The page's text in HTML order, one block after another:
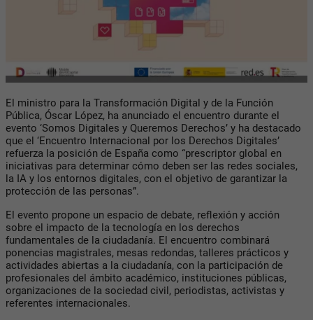
El ministro para la Transformación Digital y de la Función
Pública, Óscar López, ha anunciado el encuentro durante el
evento ‘Somos Digitales y Queremos Derechos’ y ha destacado
que el ‘Encuentro Internacional por los Derechos Digitales’
refuerza la posición de España como “prescriptor global en
iniciativas para determinar cómo deben ser las redes sociales,
la IA y los entornos digitales, con el objetivo de garantizar la
protección de las personas”.
El evento propone un espacio de debate, reflexión y acción
sobre el impacto de la tecnología en los derechos
fundamentales de la ciudadanía. El encuentro combinará
ponencias magistrales, mesas redondas, talleres prácticos y
actividades abiertas a la ciudadanía, con la participación de
profesionales del ámbito académico, instituciones públicas,
organizaciones de la sociedad civil, periodistas, activistas y
referentes internacionales.